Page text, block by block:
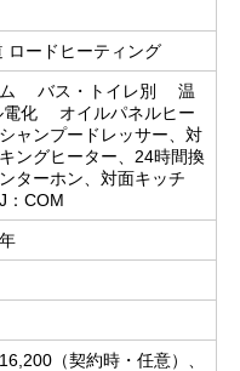
ロードヒーティング
ム バス・トイレ別 温
化 オイルパネルヒー
ャンプードレッサー、対
ングヒーター、24時間換
ターホン、対面キッチ
：COM
（契約時・任意）、